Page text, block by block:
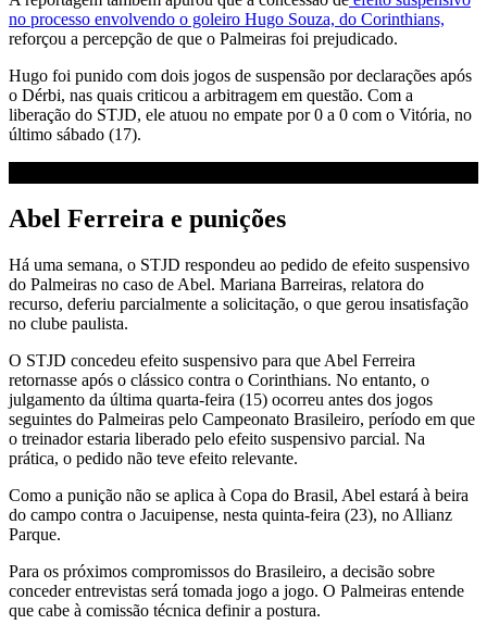
no processo envolvendo o goleiro Hugo Souza, do Corinthians,
reforçou a percepção de que o Palmeiras foi prejudicado.
Hugo foi punido com dois jogos de suspensão por declarações após
o Dérbi, nas quais criticou a arbitragem em questão. Com a
liberação do STJD, ele atuou no empate por 0 a 0 com o Vitória, no
último sábado (17).
Abel Ferreira e punições
Há uma semana, o STJD respondeu ao pedido de efeito suspensivo
do Palmeiras no caso de Abel. Mariana Barreiras, relatora do
recurso, deferiu parcialmente a solicitação, o que gerou insatisfação
no clube paulista.
O STJD concedeu efeito suspensivo para que Abel Ferreira
retornasse após o clássico contra o Corinthians. No entanto, o
julgamento da última quarta-feira (15) ocorreu antes dos jogos
seguintes do Palmeiras pelo Campeonato Brasileiro, período em que
o treinador estaria liberado pelo efeito suspensivo parcial. Na
prática, o pedido não teve efeito relevante.
Como a punição não se aplica à Copa do Brasil, Abel estará à beira
do campo contra o Jacuipense, nesta quinta-feira (23), no Allianz
Parque.
Para os próximos compromissos do Brasileiro, a decisão sobre
conceder entrevistas será tomada jogo a jogo. O Palmeiras entende
que cabe à comissão técnica definir a postura.